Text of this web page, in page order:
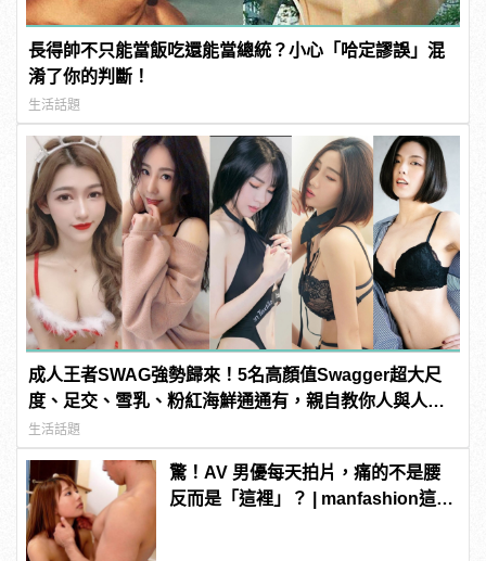
長得帥不只能當飯吃還能當總統？小心「哈定謬誤」混
淆了你的判斷！
生活話題
成人王者SWAG強勢歸來！5名高顏值Swagger超大尺
度、足交、雪乳、粉紅海鮮通通有，親自教你人與人的
連結！ | manfashion這樣變型男
生活話題
驚！AV 男優每天拍片，痛的不是腰
反而是「這裡」？ | manfashion這樣